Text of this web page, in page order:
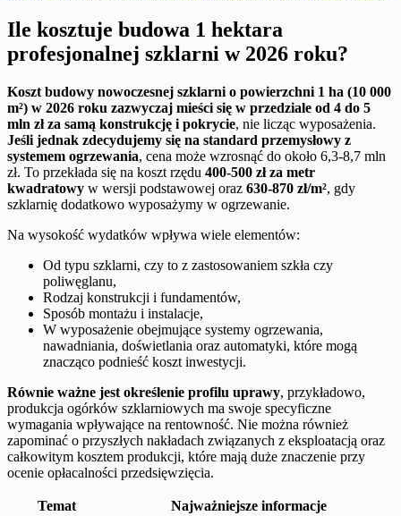
Ile kosztuje budowa 1 hektara
profesjonalnej szklarni w 2026 roku?
Koszt budowy nowoczesnej szklarni o powierzchni 1 ha (10 000
m²) w 2026 roku zazwyczaj mieści się w przedziale od 4 do 5
mln zł za samą konstrukcję i pokrycie, nie licząc wyposażenia.
Jeśli jednak zdecydujemy się na standard przemysłowy z
systemem ogrzewania, cena może wzrosnąć do około 6,3-8,7 mln
zł. To przekłada się na koszt rzędu 400-500 zł za metr
kwadratowy w wersji podstawowej oraz 630-870 zł/m², gdy
szklarnię dodatkowo wyposażymy w ogrzewanie.
Na wysokość wydatków wpływa wiele elementów:
Od typu szklarni, czy to z zastosowaniem szkła czy
poliwęglanu,
Rodzaj konstrukcji i fundamentów,
Sposób montażu i instalacje,
W wyposażenie obejmujące systemy ogrzewania,
nawadniania, doświetlania oraz automatyki, które mogą
znacząco podnieść koszt inwestycji.
Równie ważne jest określenie profilu uprawy, przykładowo,
produkcja ogórków szklarniowych ma swoje specyficzne
wymagania wpływające na rentowność. Nie można również
zapominać o przyszłych nakładach związanych z eksploatacją oraz
całkowitym kosztem produkcji, które mają duże znaczenie przy
ocenie opłacalności przedsięwzięcia.
Temat
Najważniejsze informacje